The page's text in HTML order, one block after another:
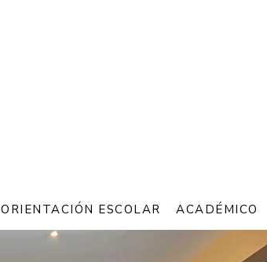
ORIENTACIÓN ESCOLAR ACADÉMICO